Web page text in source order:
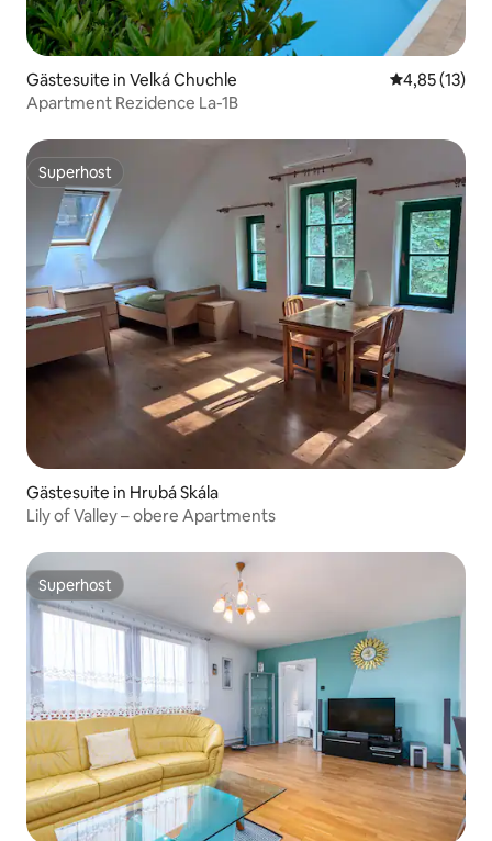
Gästesuite in Velká Chuchle
4,85 (13)
Apartment Rezidence La-1B
Superhost
Superhost
Gästesuite in Hrubá Skála
Lily of Valley – obere Apartments
Superhost
Superhost